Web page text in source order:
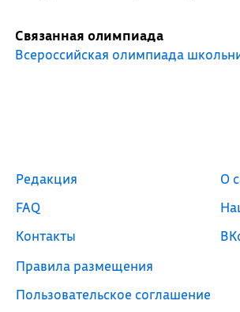
Связанная олимпиада
Всероссийская олимпиада
Редакция
FAQ
Контакты
Правила размещения
Пользовательское соглашение
О